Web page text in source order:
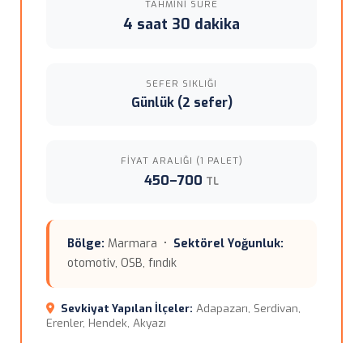
TAHMINI SÜRE
4 saat 30 dakika
SEFER SIKLIĞI
Günlük (2 sefer)
FIYAT ARALIĞI (1 PALET)
450–700 TL
Bölge: Marmara • Sektörel Yoğunluk:
otomotiv, OSB, fındık
Sevkiyat Yapılan İlçeler: Adapazarı, Serdivan,
Erenler, Hendek, Akyazı